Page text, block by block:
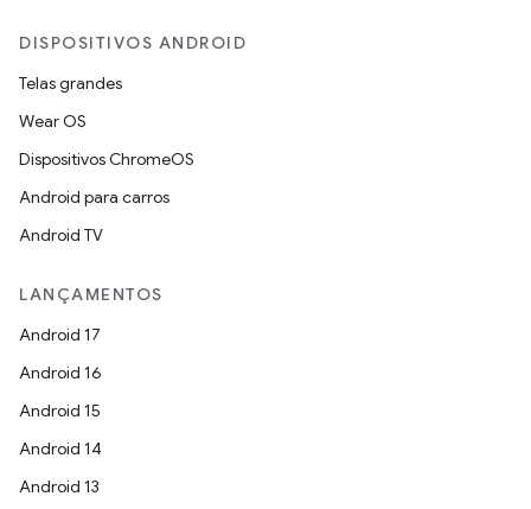
DISPOSITIVOS ANDROID
Telas grandes
Wear OS
Dispositivos ChromeOS
Android para carros
Android TV
LANÇAMENTOS
Android 17
Android 16
Android 15
Android 14
Android 13